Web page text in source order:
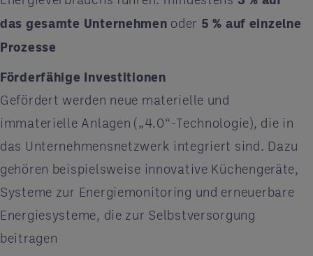
das gesamte Unternehmen oder 5 % auf einzelne
Prozesse
Förderfähige Investitionen
Gefördert werden neue materielle und
immaterielle Anlagen („4.0“-Technologie), die in
das Unternehmensnetzwerk integriert sind. Dazu
gehören beispielsweise innovative Küchengeräte,
Systeme zur Energiemonitoring und erneuerbare
Energiesysteme, die zur Selbstversorgung
beitragen